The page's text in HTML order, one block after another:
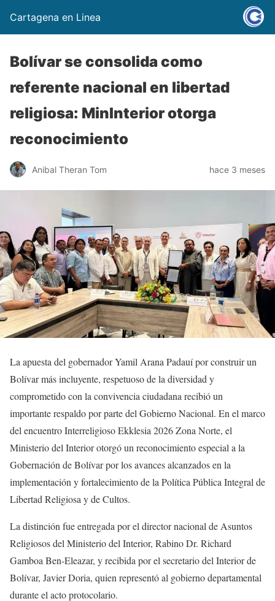
Cartagena en Linea
Bolívar se consolida como
referente nacional en libertad
religiosa: MinInterior otorga
reconocimiento
Anibal Theran Tom hace 3 meses
La apuesta del gobernador Yamil Arana Padauí por construir un
Bolívar más incluyente, respetuoso de la diversidad y
comprometido con la convivencia ciudadana recibió un
importante respaldo por parte del Gobierno Nacional. En el marco
del encuentro Interreligioso Ekklesia 2026 Zona Norte, el
Ministerio del Interior otorgó un reconocimiento especial a la
Gobernación de Bolívar por los avances alcanzados en la
implementación y fortalecimiento de la Política Pública Integral de
Libertad Religiosa y de Cultos.
La distinción fue entregada por el director nacional de Asuntos
Religiosos del Ministerio del Interior, Rabino Dr. Richard
Gamboa Ben-Eleazar, y recibida por el secretario del Interior de
Bolívar, Javier Doria, quien representó al gobierno departamental
durante el acto protocolario.